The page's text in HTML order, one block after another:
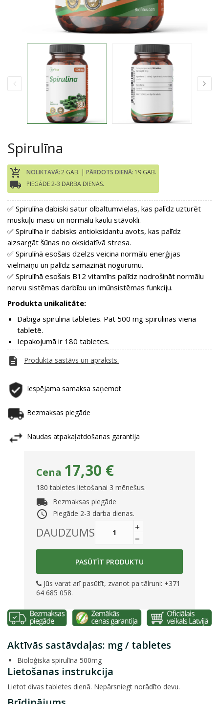
Spirulīna
add_shopping_cart NOLIKTAVĀ:2 GAB. | PĀRDOTS DIENĀ: 19 GAB.
local_shipping PIEGĀDE 2-3 DARBA DIENAS.
✅ Spirulīna dabiski satur olbaltumvielas, kas palīdz uzturēt
muskuļu masu un normālu kaulu stāvokli.
✅ Spirulīna ir dabisks antioksidantu avots, kas palīdz
aizsargāt šūnas no oksidatīvā stresa.
✅ Spirulīnā esošais dzelzs veicina normālu enerģijas
vielmaiņu un palīdz samazināt nogurumu.
✅ Spirulīnā esošais B12 vitamīns palīdz nodrošināt normālu
nervu sistēmas darbību un imūnsistēmas funkciju.
Produkta unikalitāte:
Dabīgā spirulīna tabletēs. Pat 500 mg spirulīnas vienā
tabletē.
Iepakojumā ir 180 tabletes.
description Produkta sastāvs un apraksts.
Iespējama samaksa saņemot
Bezmaksas piegāde
Naudas atpakaļatdošanas garantija
Cena 17,30 €
180 tabletes lietošanai 3 mēnešus.
local_shipping Bezmaksas piegāde
access_time Piegāde 2-3 darba dienas.
DAUDZUMS
PASŪTĪT PRODUKTU
Jūs varat arī pasūtīt, zvanot pa tālruni: +371
64 685 058.
Aktīvās sastāvdaļas: mg / tabletes
Bioloģiska spirulīna 500mg
Lietošanas instrukcija
Lietot divas tabletes dienā. Nepārsniegt norādīto devu.